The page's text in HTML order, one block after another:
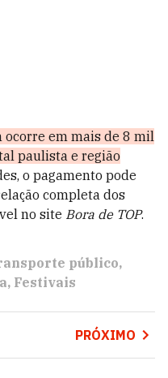
em mais de 8 mil
paulista e região
o pagamento pode
completa dos
no site Bora de TOP.
público
Festivais
PRÓXIMO